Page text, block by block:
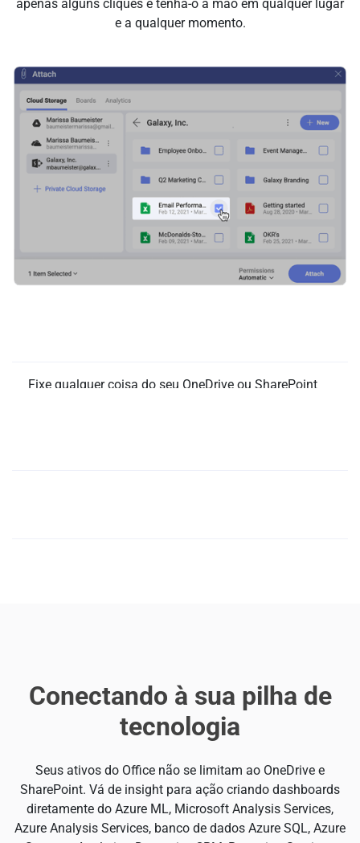
apenas alguns cliques e tenha-o à mão em qualquer lugar
e a qualquer momento.
Fixe qualquer coisa do seu OneDrive ou SharePoint
Conectando à sua pilha de
tecnologia
Seus ativos do Office não se limitam ao OneDrive e
SharePoint. Vá de insight para ação criando dashboards
diretamente do Azure ML, Microsoft Analysis Services,
Azure Analysis Services, banco de dados Azure SQL, Azure